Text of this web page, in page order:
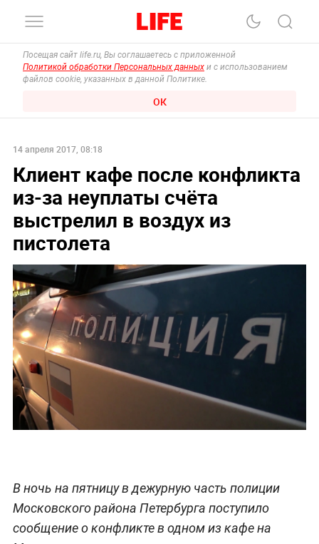
Посещая сайт life.ru, Вы соглашаетесь с приложенной
Политикой обработки Персональных данных и с использованием
файлов cookie, указанных в данной Политике.
ОК
14 апреля 2017, 08:18
Клиент кафе после конфликта
из-за неуплаты счёта
выстрелил в воздух из
пистолета
В ночь на пятницу в дежурную часть полиции
Московского района Петербурга поступило
сообщение о конфликте в одном из кафе на